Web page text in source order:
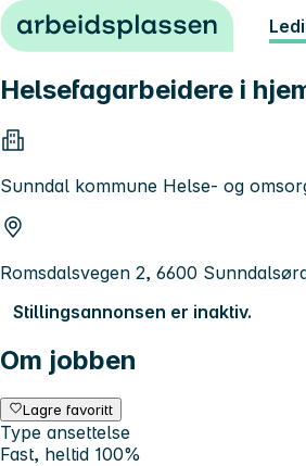
Hopp til innhold
Helsefagarbeidere i
Sunndal kommune Helse- og
Romsdalsvegen 2, 6600
Stillingsannonsen er inaktiv.
Om jobben
Lagre favoritt
Type ansettelse
Fast, heltid 100%